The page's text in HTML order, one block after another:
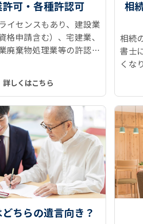
可・各種許認可
イセンスもあり、建設業
格申請含む）、宅建業、
廃棄物処理業等の許認可
詳しくはこちら
相
相続
書士
くな
続
記
す。
ちらの遺言向き？